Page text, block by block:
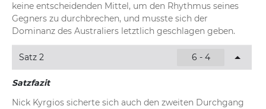
keine entscheidenden Mittel, um den Rhythmus seines
Gegners zu durchbrechen, und musste sich der
Dominanz des Australiers letztlich geschlagen geben.
Satz 2 6 - 4
Satzfazit
Nick Kyrgios sicherte sich auch den zweiten Durchgang